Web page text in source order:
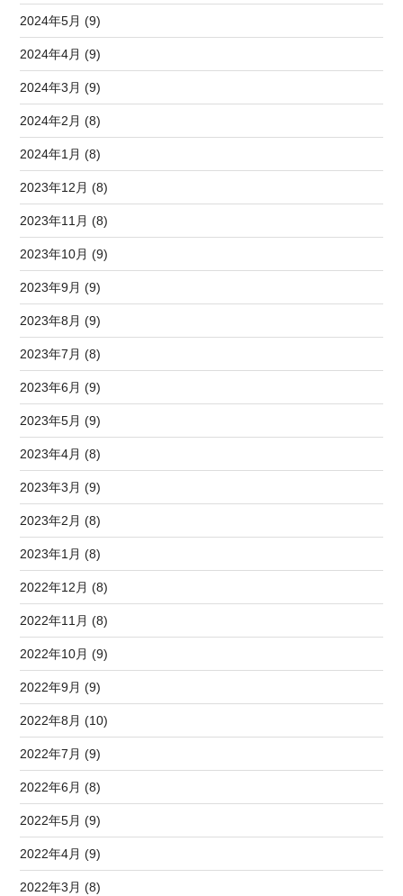
2024年5月 (9)
2024年4月 (9)
2024年3月 (9)
2024年2月 (8)
2024年1月 (8)
2023年12月 (8)
2023年11月 (8)
2023年10月 (9)
2023年9月 (9)
2023年8月 (9)
2023年7月 (8)
2023年6月 (9)
2023年5月 (9)
2023年4月 (8)
2023年3月 (9)
2023年2月 (8)
2023年1月 (8)
2022年12月 (8)
2022年11月 (8)
2022年10月 (9)
2022年9月 (9)
2022年8月 (10)
2022年7月 (9)
2022年6月 (8)
2022年5月 (9)
2022年4月 (9)
2022年3月 (8)